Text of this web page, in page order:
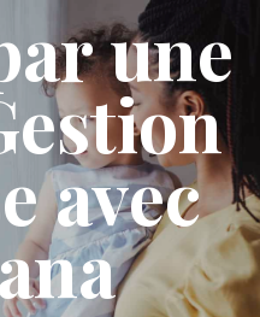
une
avec